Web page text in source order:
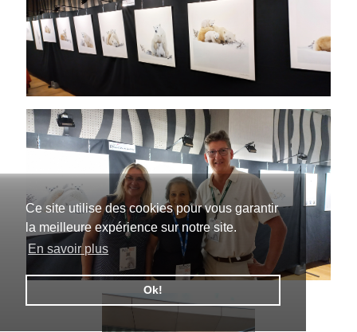
Ce site utilise des cookies pour vous garantir
la meilleure expérience sur notre site.
En savoir plus
Ok!